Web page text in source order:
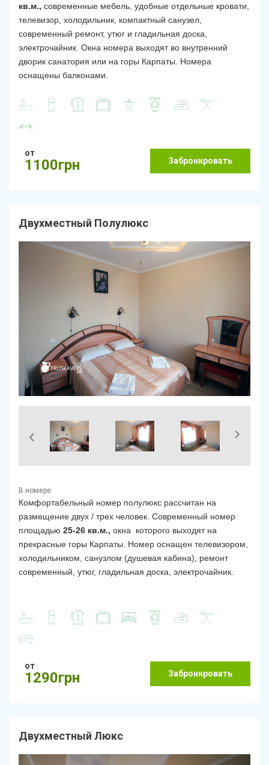
кв.м., современные мебель, удобные отдельные кровати,
телевизор, холодильник, компактный санузел,
современный ремонт, утюг и гладильная доска,
электрочайник. Окна номера выходят во внутренний
дворик санатория или на горы Карпаты. Номера
оснащены балконами.
от
1100грн Забронировать
Двухместный Полулюкс
В номере:
Комфортабельный номер полулюкс рассчитан на
размещение двух / трех человек. Современный номер
площадью 25-26 кв.м., окна
которого выходят на
прекрасные горы Карпаты. Номер оснащен телевизором,
холодильником, санузлом (душевая кабина), ремонт
современный, утюг, гладильная доска, электрочайник.
от
1290грн Забронировать
Двухместный Люкс